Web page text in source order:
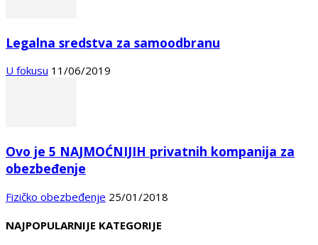
Legalna sredstva za samoodbranu
U fokusu 11/06/2019
Ovo je 5 NAJMOĆNIJIH privatnih kompanija za
obezbeđenje
Fizičko obezbeđenje 25/01/2018
NAJPOPULARNIJE KATEGORIJE